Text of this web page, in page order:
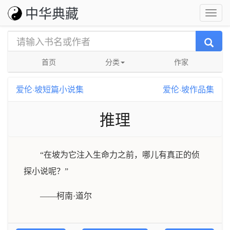
中华典藏
首页 分类 作家
爱伦·坡短篇小说集 爱伦·坡作品集
推理
“在坡为它注入生命力之前，哪儿有真正的侦
探小说呢？”
——柯南·道尔